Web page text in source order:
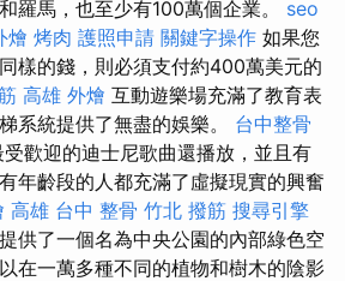
羅馬，也至少有100萬個企業。 seo
燴 烤肉 護照申請 關鍵字操作 如果您
樣的錢，則必須支付約400萬美元的
高雄 外燴 互動遊樂場充滿了教育表
系統提供了無盡的娛樂。 台中整骨
歡迎的迪士尼歌曲還播放，並且有
年齡段的人都充滿了虛擬現實的興奮
高雄 台中 整骨 竹北 撥筋 搜尋引擎
供了一個名為中央公園的內部綠色空
在一萬多種不同的植物和樹木的陰影